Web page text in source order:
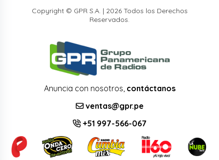
Copyright © GPR S.A. | 2026 Todos los Derechos
Reservados.
Anuncia con nosotros, contáctanos
ventas@gpr.pe
+51 997-566-067